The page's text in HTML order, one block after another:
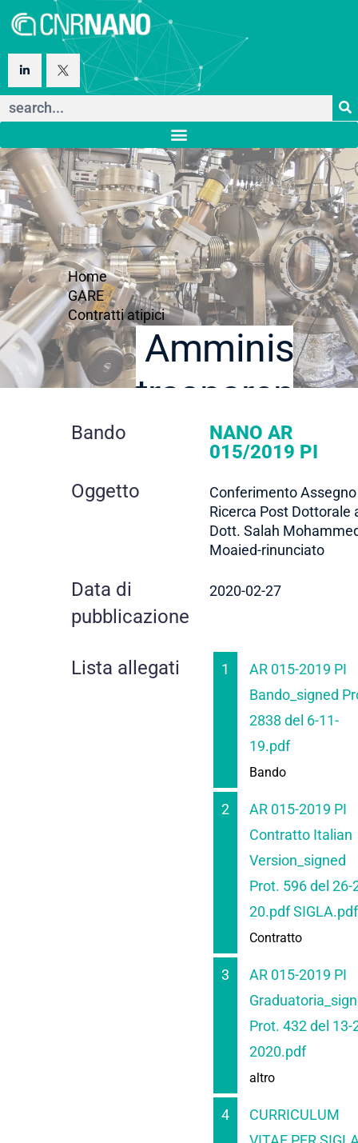
Home
GARE
Contratti atipici
trasparente
dettaglio
contratto
Bando
NANO AR
015/2019 PI
Oggetto
Conferimento
Ricerca Post Dottorale
Dott. Salah
Moaied-rinunciato
Data di
pubblicazione
2020-02-27
Lista allegati 1
AR 015-2019 PI
Bando_signed
2838 del 6-11-
19.pdf
Bando
2
AR 015-2019 PI
Contratto Italian
Version_signed
Prot. 596 del 26-
20.pdf SIGLA.pdf
Contratto
3
AR 015-2019 PI
Prot. 432 del 13-
2020.pdf
altro
4
CURRICULUM